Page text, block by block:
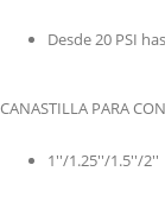
Desde 20 PSI
CANASTILLA PARA
1''/1.25''/1.5''/2''